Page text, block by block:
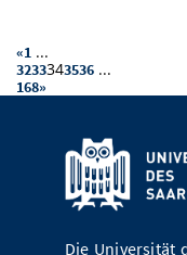
«1 ...
3233343536 ...
168»
Die Universität